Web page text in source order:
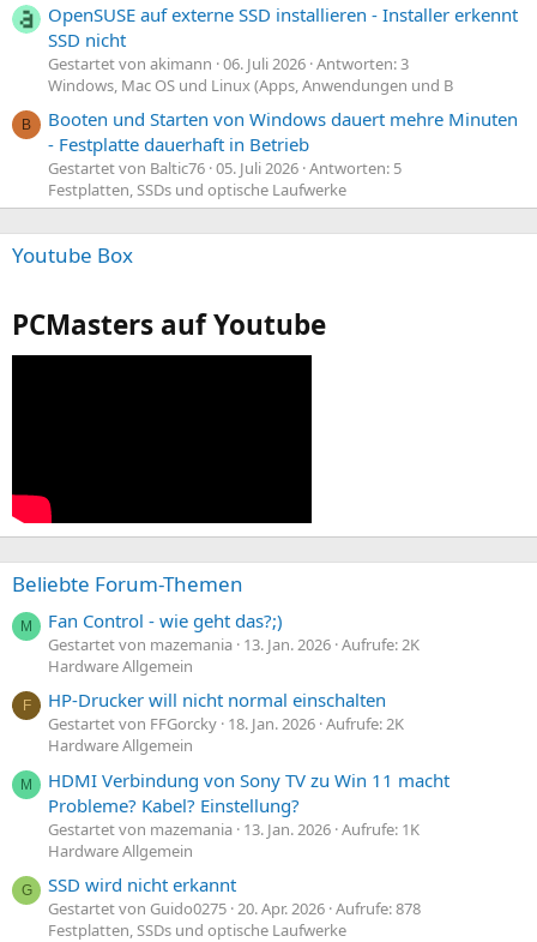
OpenSUSE auf externe SSD installieren - Installer erkennt
SSD nicht
Gestartet von akimann 06. Juli 2026 Antworten: 3
Windows, Mac OS und Linux (Apps, Anwendungen und B
B
Booten und Starten von Windows dauert mehre Minuten
- Festplatte dauerhaft in Betrieb
Gestartet von Baltic76 05. Juli 2026 Antworten: 5
Festplatten, SSDs und optische Laufwerke
Youtube Box
PCMasters auf Youtube
Beliebte Forum-Themen
M Fan Control - wie geht das?;)
Gestartet von mazemania 13. Jan. 2026 Aufrufe: 2K
Hardware Allgemein
F HP-Drucker will nicht normal einschalten
Gestartet von FFGorcky 18. Jan. 2026 Aufrufe: 2K
Hardware Allgemein
M
HDMI Verbindung von Sony TV zu Win 11 macht
Probleme? Kabel? Einstellung?
Gestartet von mazemania 13. Jan. 2026 Aufrufe: 1K
Hardware Allgemein
G SSD wird nicht erkannt
Gestartet von Guido0275 20. Apr. 2026 Aufrufe: 878
Festplatten, SSDs und optische Laufwerke